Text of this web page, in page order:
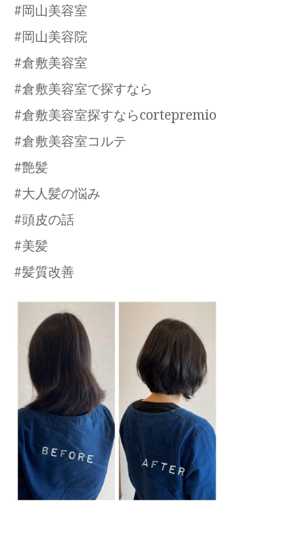
#岡山美容室
#岡山美容院
#倉敷美容室
#倉敷美容室で探すなら
#倉敷美容室探すならcortepremio
#倉敷美容室コルテ
#艶髪
#大人髪の悩み
#頭皮の話
#美髪
#髪質改善